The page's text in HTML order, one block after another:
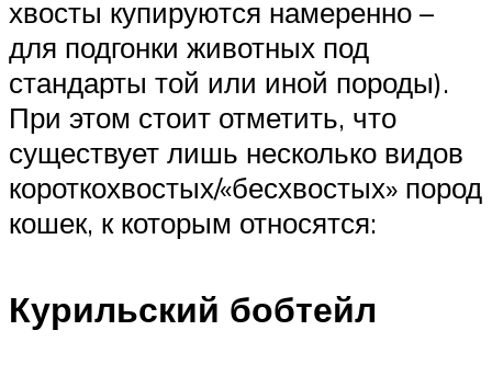
хвосты купируются намеренно –
для подгонки животных под
стандарты той или иной породы).
При этом стоит отметить, что
существует лишь несколько видов
короткохвостых/«бесхвостых» пород
кошек, к которым относятся:
Курильский бобтейл